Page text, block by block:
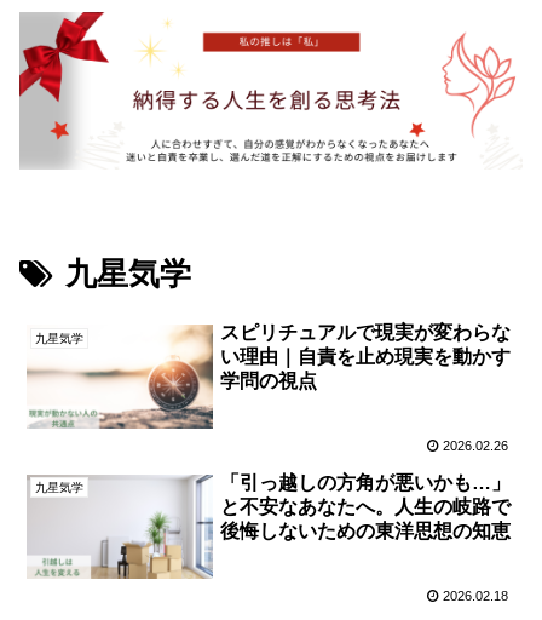
九星気学
九星気学
スピリチュアルで現実が変わらな
い理由｜自責を止め現実を動かす
学問の視点
2026.02.26
九星気学
「引っ越しの方角が悪いかも…」
と不安なあなたへ。人生の岐路で
後悔しないための東洋思想の知恵
2026.02.18